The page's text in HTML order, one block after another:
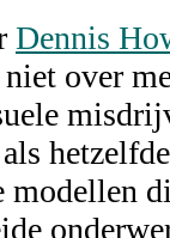
Dennis
over
modellen